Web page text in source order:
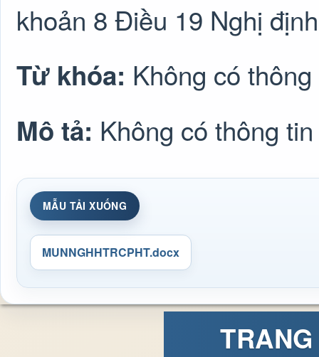
khoản 8 Điều 19 Nghị
Từ khóa: Không có
Mô tả: Không có thông tin
MẪU TẢI XUỐNG
MUNNGHHTRCPHT.docx